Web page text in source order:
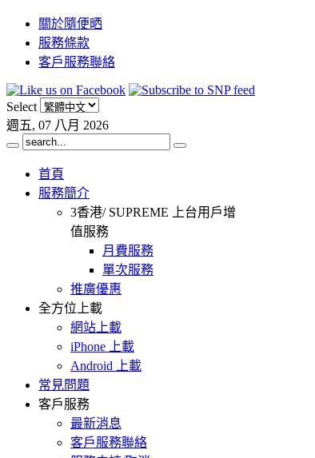
關於隨便晒
服務條款
客戶服務聯絡
Select
週五, 07 八月 2026
首頁
服務簡介
3香港/ SUPREME 上台用戶增
值服務
月費服務
單次服務
推廣優惠
全方位上載
網站上載
iPhone 上載
Android 上載
常見問題
客戶服務
最新消息
客戶服務聯絡